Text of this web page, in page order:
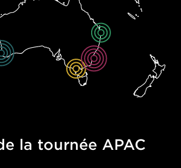
la tournée APAC